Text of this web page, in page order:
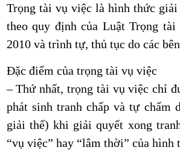
Trọng tài vụ việc là hình thức giải
theo quy định của Luật Trọng tài
2010 và trình tự, thủ tục do các
Đặc điểm của trọng tài vụ việc
– Thứ nhất, trọng tài vụ việc chỉ
phát sinh tranh chấp và tự chấm
giải thể) khi giải quyết xong
“vụ việc” hay “lâm thời” của hình